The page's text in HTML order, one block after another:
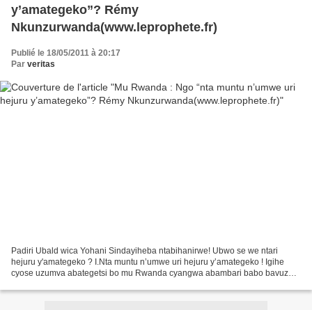
y’amategeko”? Rémy
Nkunzurwanda(www.leprophete.fr)
Publié le 18/05/2011 à 20:17
Par veritas
Padiri Ubald wica Yohani Sindayiheba ntabihanirwe! Ubwo se we ntari
hejuru y'amategeko ? I.Nta muntu n’umwe uri hejuru y’amategeko ! Igihe
cyose uzumva abategetsi bo mu Rwanda cyangwa abambari babo bavuze